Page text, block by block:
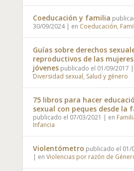
Coeducación y familia
30/09/2024| en Coeducación,
Guías sobre derechos
reproductivos de las mujeres
jóvenes publicado el 01/09/2017 |
Diversidad sexual, Salud y género
75 libros para hacer
sexual con peques desde la
publicado el 07/03/2021 | en
Infancia
Violentómetro publicado el 01/
| enViolencias por razón de